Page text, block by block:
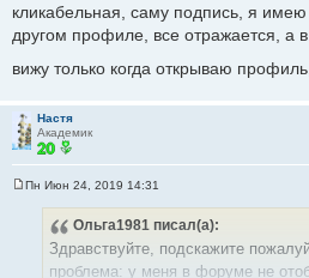
е
н
и
кликабельная, саму подпись, я
другом профиле, все отражается, а
вижу только когда открываю
Настя
Академик
Пн Июн 24, 2019 14:31
Ольга1981 писал(а):
Здравствуйте, подскажите
проблема: у меня в форуме не